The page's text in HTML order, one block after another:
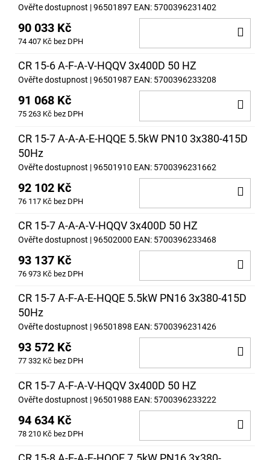
Ověřte dostupnost | 96501897 EAN: 5700396231402
90 033 Kč
74 407 Kč bez DPH
CR 15-6 A-F-A-V-HQQV 3x400D 50 HZ
Ověřte dostupnost | 96501987 EAN: 5700396233208
91 068 Kč
75 263 Kč bez DPH
CR 15-7 A-A-A-E-HQQE 5.5kW PN10 3x380-415D
50Hz
Ověřte dostupnost | 96501910 EAN: 5700396231662
92 102 Kč
76 117 Kč bez DPH
CR 15-7 A-A-A-V-HQQV 3x400D 50 HZ
Ověřte dostupnost | 96502000 EAN: 5700396233468
93 137 Kč
76 973 Kč bez DPH
CR 15-7 A-F-A-E-HQQE 5.5kW PN16 3x380-415D
50Hz
Ověřte dostupnost | 96501898 EAN: 5700396231426
93 572 Kč
77 332 Kč bez DPH
CR 15-7 A-F-A-V-HQQV 3x400D 50 HZ
Ověřte dostupnost | 96501988 EAN: 5700396233222
94 634 Kč
78 210 Kč bez DPH